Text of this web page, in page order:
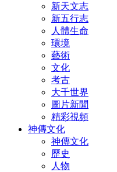
新天文志
新五行志
人體生命
環境
藝術
文化
考古
大千世界
圖片新聞
精彩視頻
神傳文化
神傳文化
歷史
人物